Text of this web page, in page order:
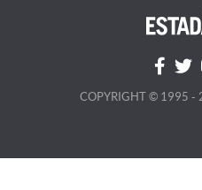
COPYRIGHT © 1995 -